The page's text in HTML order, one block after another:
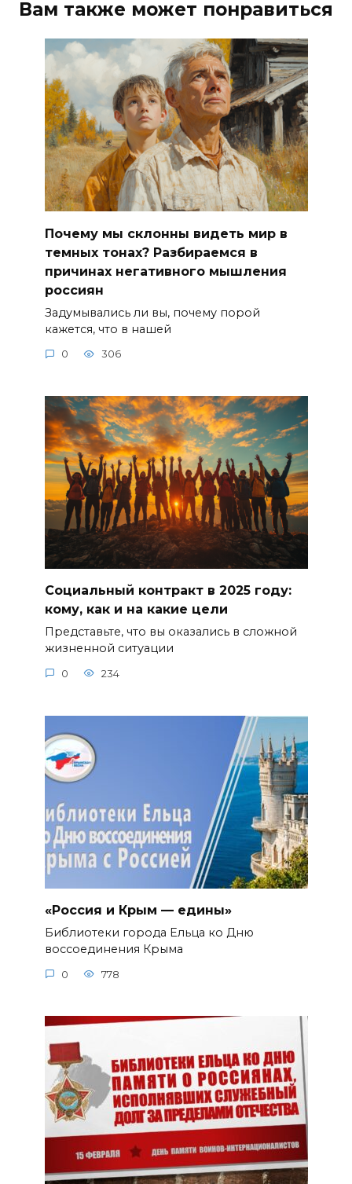
Вам также может понравиться
Почему мы склонны видеть мир в
темных тонах? Разбираемся в
причинах негативного мышления
россиян
Задумывались ли вы, почему порой
кажется, что в нашей
0 306
Социальный контракт в 2025 году:
кому, как и на какие цели
Представьте, что вы оказались в сложной
жизненной ситуации
0 234
«Россия и Крым — едины»
Библиотеки города Ельца ко Дню
воссоединения Крыма
0 778